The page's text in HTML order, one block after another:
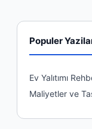
Populer
Ev Yalıtımı
Maliyetler ve